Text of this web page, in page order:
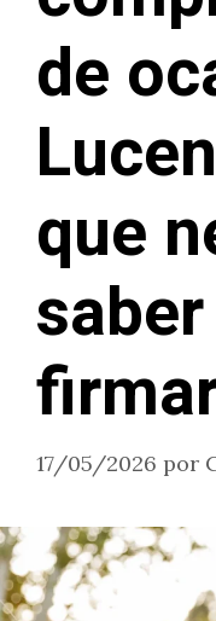
de
que
17/05/2026 por